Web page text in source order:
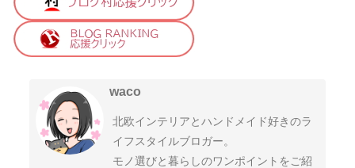
waco
北欧インテリアとハンドメイド好きのラ
イフスタイルブロガー。
モノ選びと暮らしのワンポイントをご紹